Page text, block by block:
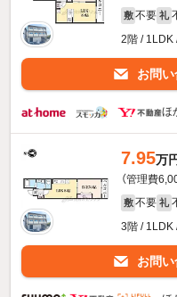
敷 不要 礼
2階 / 1LDK
お問
ほ
7.95万
（管理費
敷 不要 礼
3階 / 1LDK
お問